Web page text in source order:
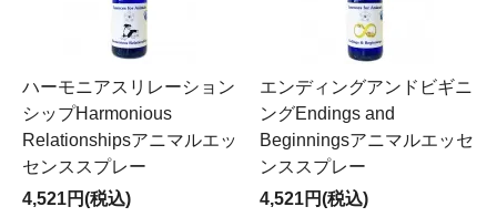
ハーモニアスリレーション
シップHarmonious
Relationshipsアニマルエッ
センススプレー
4,521円(税込)
エンディングアンドビギニ
ングEndings and
Beginningsアニマルエッセ
ンススプレー
4,521円(税込)